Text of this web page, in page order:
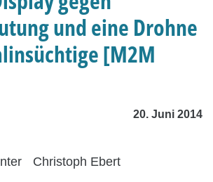
und eine Drohne
[M2M
20. Juni 2014
Christoph Ebert